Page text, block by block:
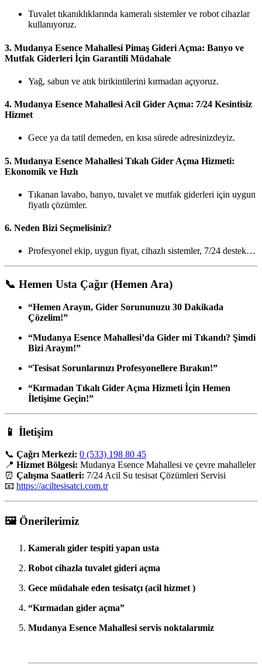
Tuvalet tıkanıklıklarında kameralı sistemler ve robot cihazlar
kullanıyoruz.
3. Mudanya Esence Mahallesi Pimaş Gideri Açma: Banyo ve
Mutfak Giderleri İçin Garantili Müdahale
Yağ, sabun ve atık birikintilerini kırmadan açıyoruz.
4. Mudanya Esence Mahallesi Acil Gider Açma: 7/24 Kesintisiz
Hizmet
Gece ya da tatil demeden, en kısa sürede adresinizdeyiz.
5. Mudanya Esence Mahallesi Tıkalı Gider Açma Hizmeti:
Ekonomik ve Hızlı
Tıkanan lavabo, banyo, tuvalet ve mutfak giderleri için uygun
fiyatlı çözümler.
6. Neden Bizi Seçmelisiniz?
Profesyonel ekip, uygun fiyat, cihazlı sistemler, 7/24 destek…
📞 Hemen Usta Çağır (Hemen Ara)
“Hemen Arayın, Gider Sorununuzu 30 Dakikada
Çözelim!”
“Mudanya Esence Mahallesi’da Gider mi Tıkandı? Şimdi
Bizi Arayın!”
“Tesisat Sorunlarınızı Profesyonellere Bırakın!”
“Kırmadan Tıkalı Gider Açma Hizmeti İçin Hemen
İletişime Geçin!”
📱 İletişim
📞 Çağrı Merkezi: 0 (533) 198 80 45
📍 Hizmet Bölgesi: Mudanya Esence Mahallesi ve çevre mahalleler
⏰ Çalışma Saatleri: 7/24 Acil Su tesisat Çözümleri Servisi
📧 https://aciltesisatci.com.tr
🖼️ Önerilerimiz
Kameralı gider tespiti yapan usta
Robot cihazla tuvalet gideri açma
Gece müdahale eden tesisatçı (acil hizmet )
“Kırmadan gider açma”
Mudanya Esence Mahallesi servis noktalarımiz